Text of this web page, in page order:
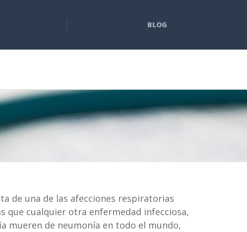
BLOG
de una de las afecciones respiratorias
que cualquier otra enfermedad infecciosa,
mueren de neumonía en todo el mundo,